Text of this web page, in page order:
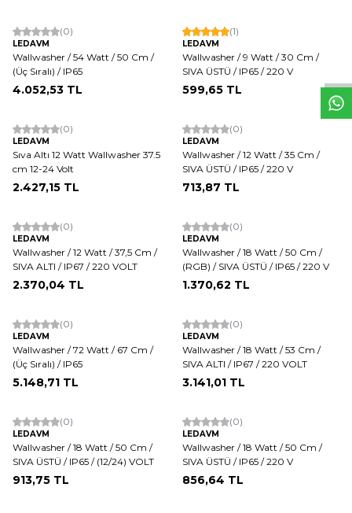
(0)
LEDAVM
Wallwasher / 54 Watt / 50 Cm /
(Üç Sıralı) / IP65
4.052,53 TL
(1)
LEDAVM
Wallwasher / 9 Watt / 30 Cm /
SIVA ÜSTÜ / IP65 / 220 V
599,65 TL
(0)
LEDAVM
Sıva Altı 12 Watt Wallwasher 37.5
cm 12-24 Volt
2.427,15 TL
(0)
LEDAVM
Wallwasher / 12 Watt / 35 Cm /
SIVA ÜSTÜ / IP65 / 220 V
713,87 TL
(0)
LEDAVM
Wallwasher / 12 Watt / 37,5 Cm /
SIVA ALTI / IP67 / 220 VOLT
2.370,04 TL
(0)
LEDAVM
Wallwasher / 18 Watt / 50 Cm /
(RGB) / SIVA ÜSTÜ / IP65 / 220 V
1.370,62 TL
(0)
LEDAVM
Wallwasher / 72 Watt / 67 Cm /
(Üç Sıralı) / IP65
5.148,71 TL
(0)
LEDAVM
Wallwasher / 18 Watt / 53 Cm /
SIVA ALTI / IP67 / 220 VOLT
3.141,01 TL
(0)
LEDAVM
Wallwasher / 18 Watt / 50 Cm /
SIVA ÜSTÜ / IP65 / (12/24) VOLT
913,75 TL
(0)
LEDAVM
Wallwasher / 18 Watt / 50 Cm /
SIVA ÜSTÜ / IP65 / 220 V
856,64 TL